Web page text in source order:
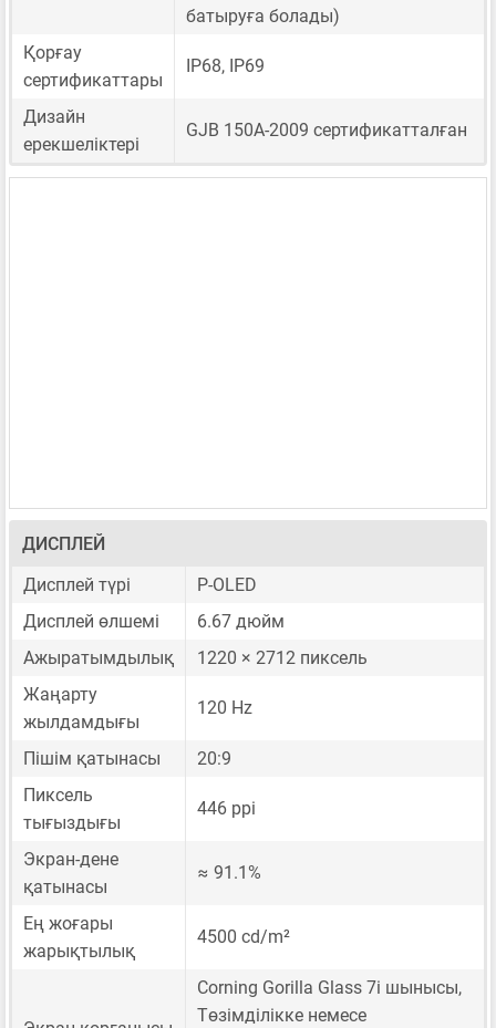
батыруға болады)
Қорғау
сертификаттары
IP68, IP69
Дизайн
ерекшеліктері
GJB 150A-2009 сертификатталған
ДИСПЛЕЙ
Дисплей түрі
P-OLED
Дисплей өлшемі
6.67 дюйм
Ажыратымдылық
1220 × 2712 пиксель
Жаңарту
жылдамдығы
120 Hz
Пішім қатынасы
20:9
Пиксель
тығыздығы
446 ppi
Экран-дене
қатынасы
≈ 91.1%
Ең жоғары
жарықтылық
4500 cd/m²
Corning Gorilla Glass 7i шынысы,
Төзімділікке немесе